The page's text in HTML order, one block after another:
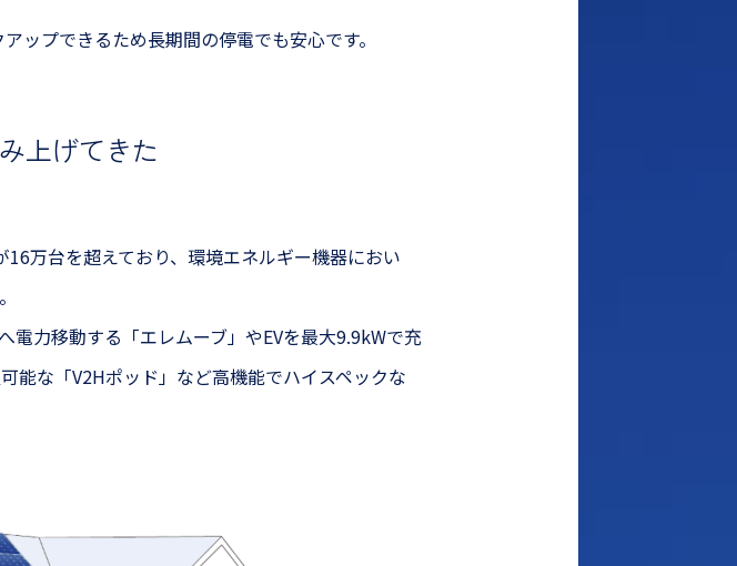
ップできるため長期間の停電でも安心です。
上げてきた
万台を超えており、環境エネルギー機器におい
電力移動する「エレムーブ」やEVを最大9.9kWで充
能な「V2Hポッド」など高機能でハイスペックな